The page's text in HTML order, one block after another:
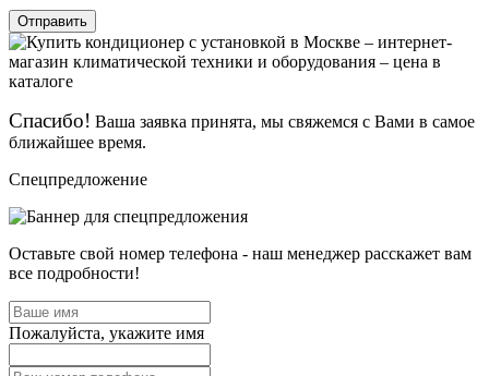
Отправить
Спасибо! Ваша заявка принята, мы свяжемся с Вами в самое
ближайшее время.
Спецпредложение
Оставьте свой номер телефона - наш менеджер расскажет вам
все подробности!
Пожалуйста, укажите имя